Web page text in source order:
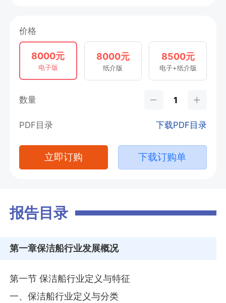
价格
8000元
电子版
8000元
纸介版
8500元
电子+纸介版
数量
PDF目录 下载PDF目录
立即订购 下载订购单
报告目录
第一章保洁船行业发展概况
第一节 保洁船行业定义与特征
一、保洁船行业定义与分类